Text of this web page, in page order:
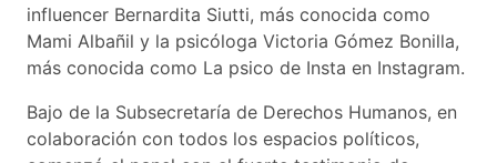
influencer Bernardita Siutti, más conocida como
Mami Albañil y la psicóloga Victoria Gómez Bonilla,
más conocida como La psico de Insta en Instagram.
Bajo de la Subsecretaría de Derechos Humanos, en
colaboración con todos los espacios políticos,